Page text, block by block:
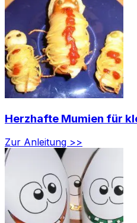
Herzhafte Mumien für
Zur Anleitung >>